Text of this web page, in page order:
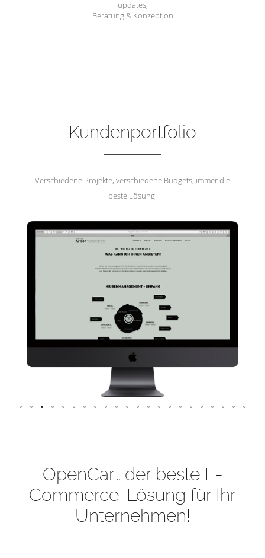
updates,
Beratung & Konzeption
Kundenportfolio
Verschiedene Projekte, verschiedene Budgets, immer die
beste Lösung.
OpenCart der beste E-
Commerce-Lösung für Ihr
Unternehmen!